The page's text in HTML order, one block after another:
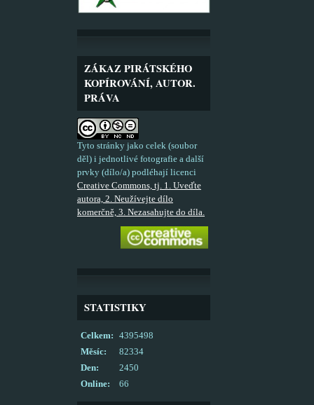
ZÁKAZ PIRÁTSKÉHO
KOPÍROVÁNÍ, AUTOR.
PRÁVA
Tyto stránky jako celek (soubor
děl) i jednotlivé fotografie a další
prvky (dílo/a) podléhají licenci
Creative Commons, tj. 1. Uveďte
autora, 2. Neužívejte dílo
komerčně, 3. Nezasahujte do díla.
STATISTIKY
Online: 66
Celkem:
4395498
Měsíc:
82334
Den:
2450